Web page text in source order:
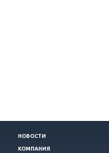
НОВОСТИ
КОМПАНИЯ